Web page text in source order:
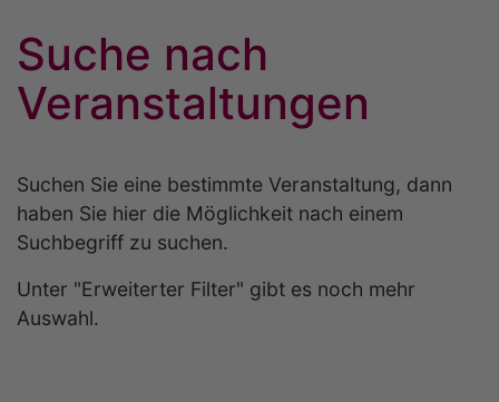
Suche nach
Veranstaltungen
Suchen Sie eine bestimmte Veranstaltung, dann
haben Sie hier die Möglichkeit nach einem
Suchbegriff zu suchen.
Unter "Erweiterter Filter" gibt es noch mehr
Auswahl.